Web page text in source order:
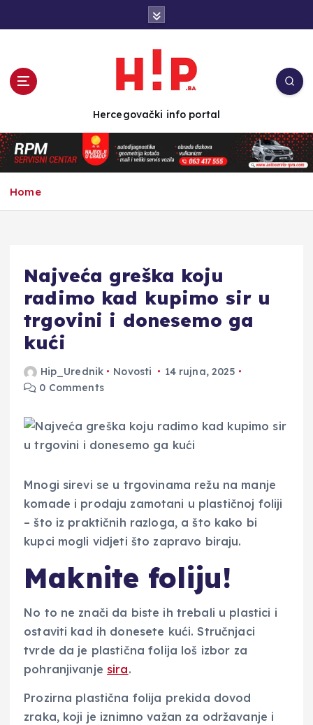
n
t
e
Hercegovački info portal
Home
Najveća greška koju
radimo kad kupimo sir u
trgovini i donesemo ga
kući
Hip_Urednik Novosti
14 rujna, 2025
0 Comments
Mnogi sirevi se u trgovinama režu na manje
komade i prodaju zamotani u plastičnoj foliji
– što iz praktičnih razloga, a što kako bi
kupci mogli vidjeti što zapravo biraju.
Maknite foliju!
No to ne znači da biste ih trebali u plastici i
ostaviti kad ih donesete kući. Stručnjaci
tvrde da je plastična folija loš izbor za
pohranjivanje sira.
Prozirna plastična folija prekida dovod
zraka, koji je iznimno važan za održavanje i